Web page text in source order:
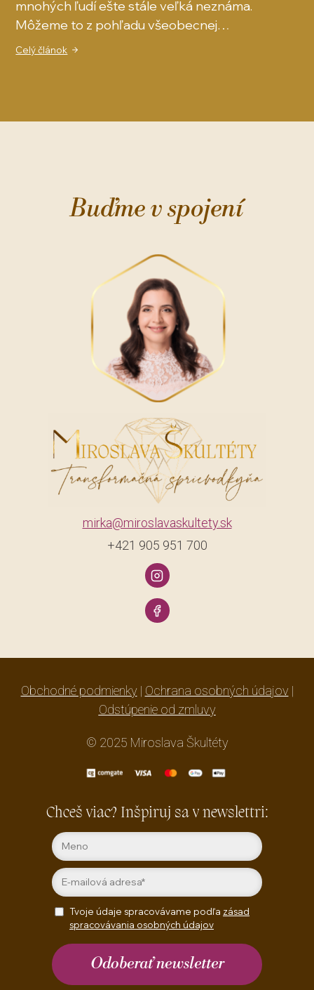
mnohých ľudí ešte stále veľká neznáma.
Môžeme to z pohľadu všeobecnej…
Celý článok
Buďme v spojení
mirka@miroslavaskultety.sk
+421 905 951 700
Obchodné podmienky| Ochrana osobných údajov |
Odstúpenie od zmluvy
© 2025 Miroslava Škultéty
Chceš viac? Inšpiruj sa v newslettri:
Tvoje údaje spracovávame podľa zásad
spracovávania osobných údajov
Odoberať newsletter